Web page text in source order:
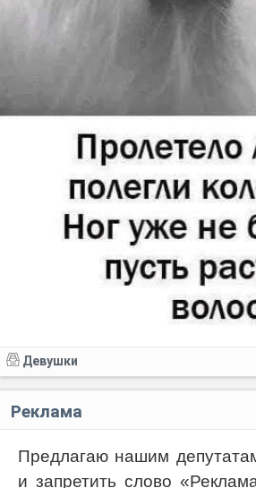
Девушки
Реклама
Предлагаю нашим
и запретить слово